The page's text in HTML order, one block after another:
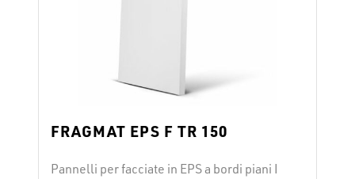
FRAGMAT EPS F TR 150
Pannelli per facciate in EPS a bordi piani I